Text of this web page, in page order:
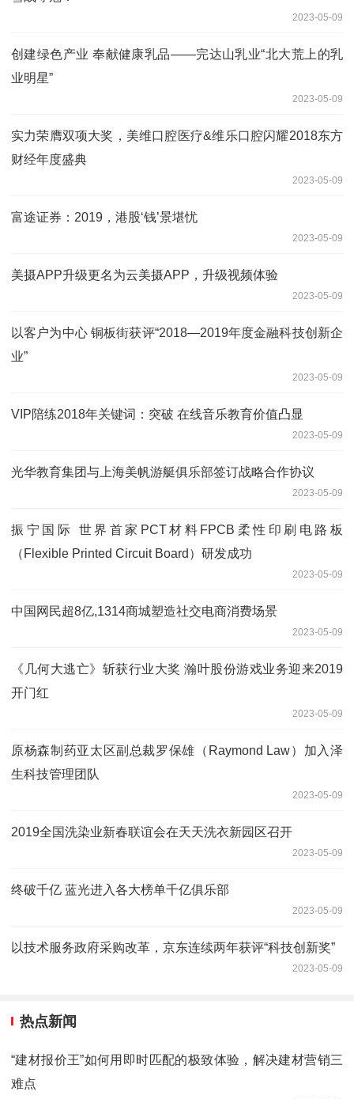
2023-05-09
创建绿色产业 奉献健康乳品——完达山乳业“北大荒上的乳
业明星”
2023-05-09
实力荣膺双项大奖，美维口腔医疗&维乐口腔闪耀2018东方
财经年度盛典
2023-05-09
富途证券：2019，港股‘钱’景堪忧
2023-05-09
美摄APP升级更名为云美摄APP，升级视频体验
2023-05-09
以客户为中心 铜板街获评“2018—2019年度金融科技创新企
业”
2023-05-09
VIP陪练2018年关键词：突破 在线音乐教育价值凸显
2023-05-09
光华教育集团与上海美帆游艇俱乐部签订战略合作协议
2023-05-09
振宁国际 世界首家PCT材料FPCB柔性印刷电路板
（Flexible Printed Circuit Board）研发成功
2023-05-09
中国网民超8亿,1314商城塑造社交电商消费场景
2023-05-09
《几何大逃亡》斩获行业大奖 瀚叶股份游戏业务迎来2019
开门红
2023-05-09
原杨森制药亚太区副总裁罗保雄（Raymond Law）加入泽
生科技管理团队
2023-05-09
2019全国洗染业新春联谊会在天天洗衣新园区召开
2023-05-09
终破千亿 蓝光进入各大榜单千亿俱乐部
2023-05-09
以技术服务政府采购改革，京东连续两年获评“科技创新奖”
2023-05-09
热点新闻
“建材报价王”如何用即时匹配的极致体验，解决建材营销三
难点